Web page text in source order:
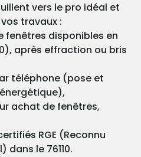
vers le pro idéal et
travaux :
fenêtres disponibles en
après effraction ou bris
téléphone (pose et
achat de fenêtres,
RGE (Reconnu
dans le 76110.